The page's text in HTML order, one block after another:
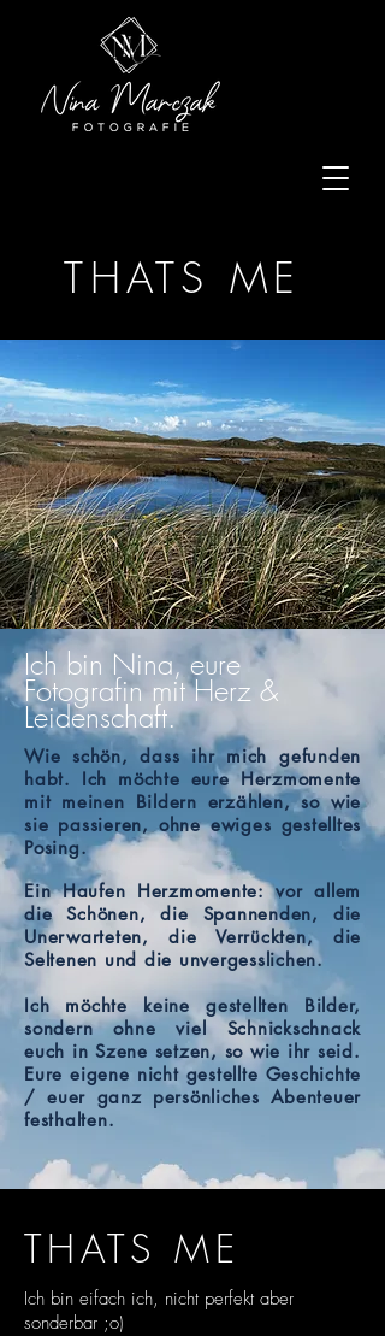
THATS ME
Ich bin Nina, eure
Fotografin mit Herz &
Leidenschaft.
Wie schön, dass ihr mich gefunden
habt. Ich möchte eure Herzmomente
mit meinen Bildern erzählen, so wie
sie passieren, ohne ewiges gestelltes
Posing.
Ein Haufen Herzmomente: vor allem
die Schönen, die Spannenden, die
Unerwarteten, die Verrückten, die
Seltenen und die unvergesslichen.
Ich möchte keine gestellten Bilder,
sondern ohne viel Schnickschnack
euch in Szene setzen, so wie ihr seid.
Eure eigene nicht gestellte Geschichte
/ euer ganz persönliches Abenteuer
festhalten.
THATS ME
Ich bin eifach ich, nicht perfekt aber
sonderbar ;o)